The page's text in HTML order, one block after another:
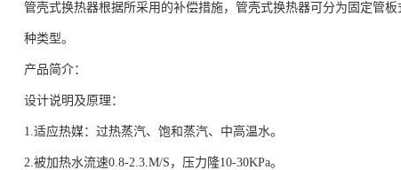
管壳式换热器根据所采用的补偿措施，管壳式换热器可分为固定管
种类型。
产品简介：
设计说明及原理：
1.适应热媒：过热蒸汽、饱和蒸汽、中高温水。
2.被加热水流速0.8-2.3.M/S，压力隆10-30KPa。